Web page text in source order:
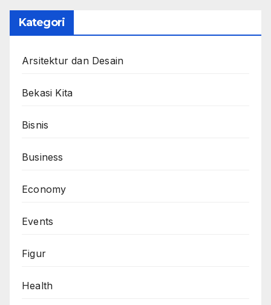
Kategori
Arsitektur dan Desain
Bekasi Kita
Bisnis
Business
Economy
Events
Figur
Health